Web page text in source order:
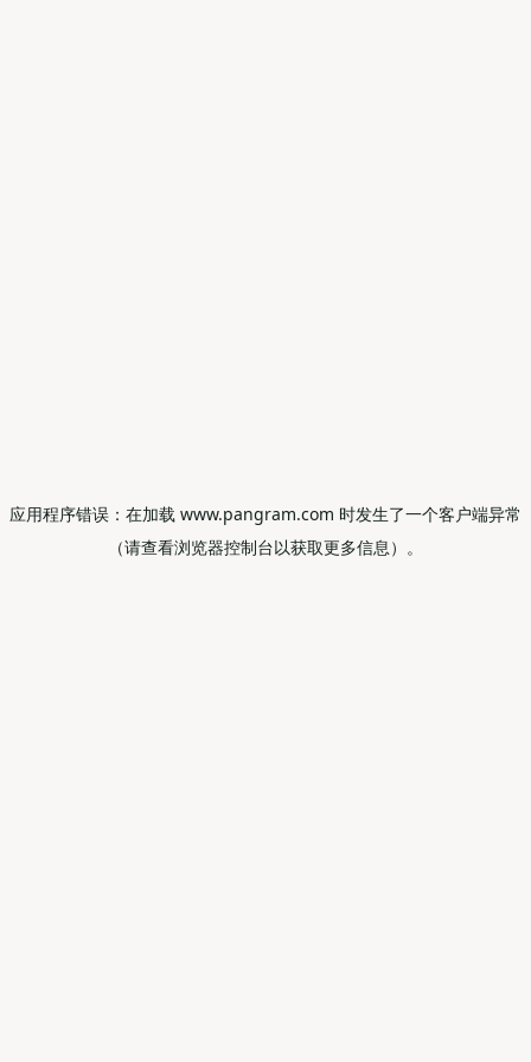
应用程序错误：在加载 www.pangram.com 时发生了一个客户端异常
（请查看浏览器控制台以获取更多信息）。